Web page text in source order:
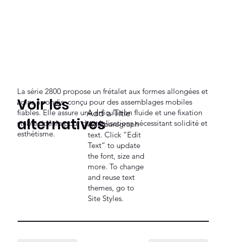
La série 2800 propose un frétalet aux formes allongées et
coins arrondis, conçu pour des assemblages mobiles
fiables. Elle assure une articulation fluide et une fixation
stable, idéale pour des réalisations nécessitant solidité et
esthétisme.
Voir les
alternativesAdd paragraph
text. Click “Edit
Text” to update
the font, size and
more. To change
and reuse text
themes, go to
Site Styles.
Add a Title